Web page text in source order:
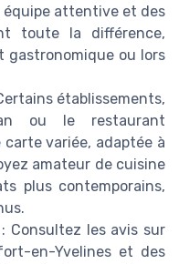
équipe attentive et des
toute la différence,
ou lors
établissements,
ou le restaurant
variée, adaptée à
amateur de cuisine
plus contemporains,
: Consultez les avis sur
en-Yvelines et des